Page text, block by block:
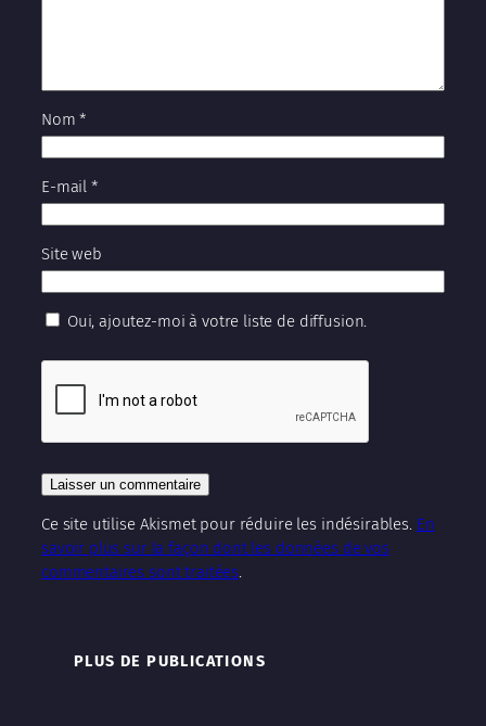
Nom*
E-mail *
Site web
Oui, ajoutez-moi à votre liste de diffusion.
Ce site utilise Akismet pour réduire les indésirables. En
savoir plus sur la façon dont les données de vos
commentaires sont traitées.
PLUS DE PUBLICATIONS